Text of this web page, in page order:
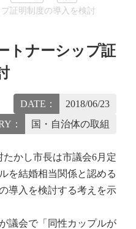
証明制度の導入を検討
トナーシップ証
DATE：
2018/06/23
：
国・自治体の取組
かし市長は市議会6月定
を結婚相当関係と認める
導入を検討する考えを示
議会で「同性カップルが